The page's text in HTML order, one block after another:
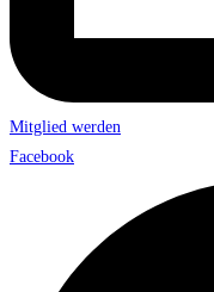
Mitglied werden
Facebook